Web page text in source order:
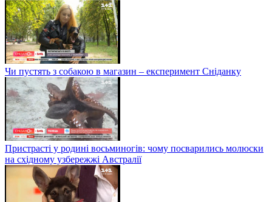
Чи пустять з собакою в магазин – експеримент Сніданку
Пристрасті у родині восьминогів: чому посварились молюски
на східному узбережжі Австралії